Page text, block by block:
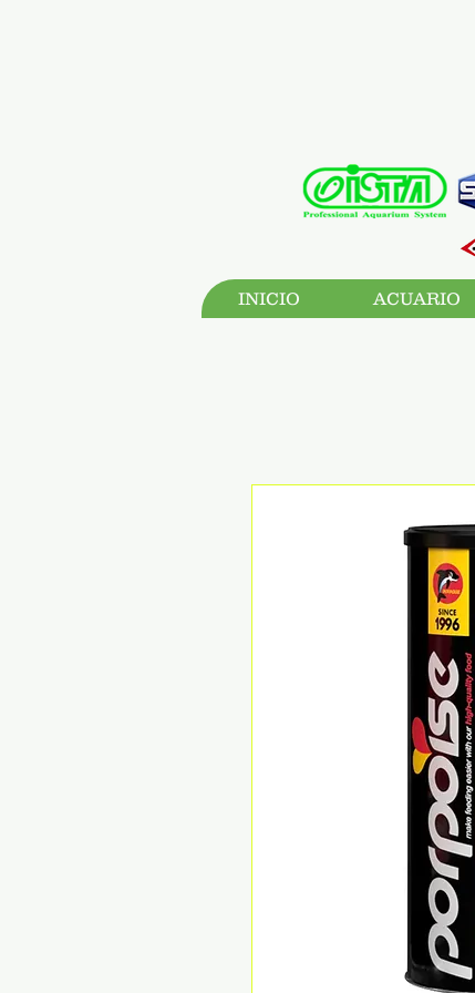
INICIO ACUARIO